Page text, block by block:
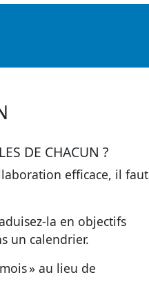
DE CHACUN ?
efficace, il faut
la en objectifs
un calendrier.
» au lieu de